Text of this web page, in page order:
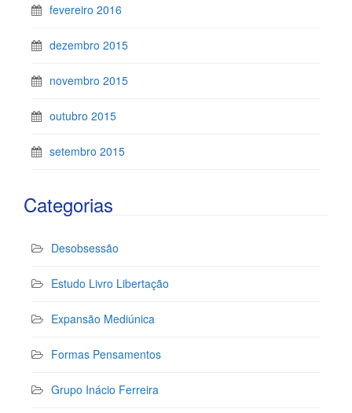
fevereiro 2016
dezembro 2015
novembro 2015
outubro 2015
setembro 2015
Categorias
Desobsessão
Estudo Livro Libertação
Expansão Mediúnica
Formas Pensamentos
Grupo Inácio Ferreira